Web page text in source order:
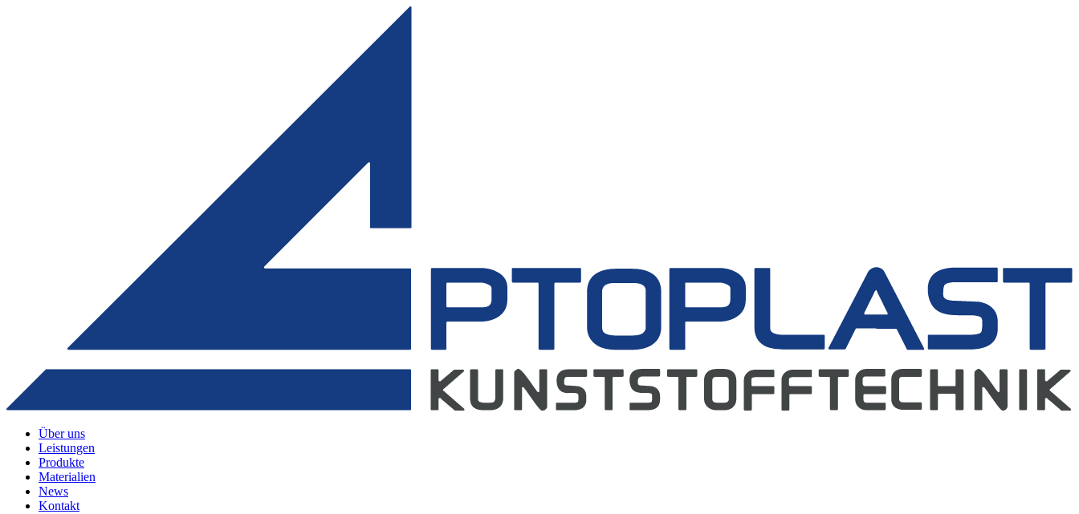
Über uns
Leistungen
Produkte
Materialien
News
Kontakt